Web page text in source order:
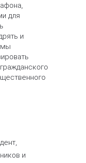
для
и
и